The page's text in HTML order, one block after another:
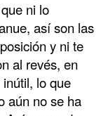
ni lo
así son las
y ni te
al revés, en
lo que
aún no se ha